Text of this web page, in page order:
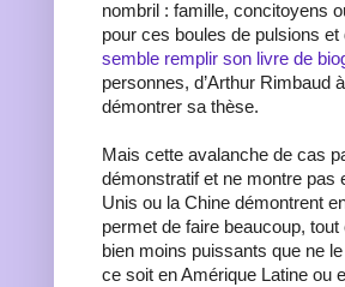
nombril : famille, concitoyens
pour ces boules de pulsions
semble remplir son livre de
personnes, d’Arthur Rimbaud
démontrer sa thèse.
Mais cette avalanche de cas
démonstratif et ne montre pas
Unis ou la Chine démontrent
permet de faire beaucoup,
bien moins puissants que ne
ce soit en Amérique Latine ou